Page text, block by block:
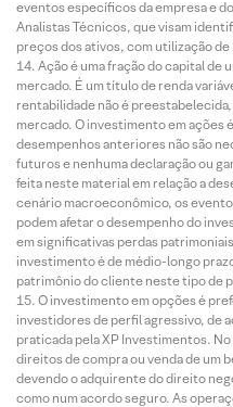
eventos específicos da empresa e
Analistas Técnicos, que visam
preços dos ativos, com utilização de
Ação é uma fração do capital de
mercado. É um título de renda
rentabilidade não é
mercado. O investimento em ações
desempenhos anteriores não são
futuros e nenhuma declaração ou
feita neste material em relação a
cenário macroeconômico, os
podem afetar o desempenho do
em significativas perdas
investimento é de médio-longo
patrimônio do cliente neste tipo de
O investimento em opções é
investidores de perfil agressivo, de
praticada pela XP Investimentos.
direitos de compra ou venda de um
devendo o adquirente do direito
como num acordo seguro. As